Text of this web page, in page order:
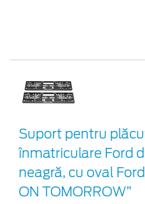
Suport pentru
înmatriculare Ford
neagră, cu oval
ON TOMORROW”